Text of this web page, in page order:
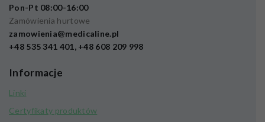
Pon-Pt 08:00-16:00
Zamówienia hurtowe
zamowienia@medicaline.pl
+48 535 341 401, +48 608 209 998
Informacje
Linki
Certyfikaty produktów